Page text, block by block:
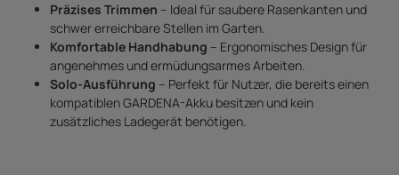
Präzises Trimmen – Ideal für saubere Rasenkanten und
schwer erreichbare Stellen im Garten.
Komfortable Handhabung – Ergonomisches Design für
angenehmes und ermüdungsarmes Arbeiten.
Solo-Ausführung – Perfekt für Nutzer, die bereits einen
kompatiblen GARDENA-Akku besitzen und kein
zusätzliches Ladegerät benötigen.